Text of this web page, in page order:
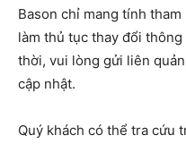
Bason chỉ mang tính
làm thủ tục thay đổi
thời, vui lòng gửi liên
cập nhật.
Quý khách có thể tra cứu